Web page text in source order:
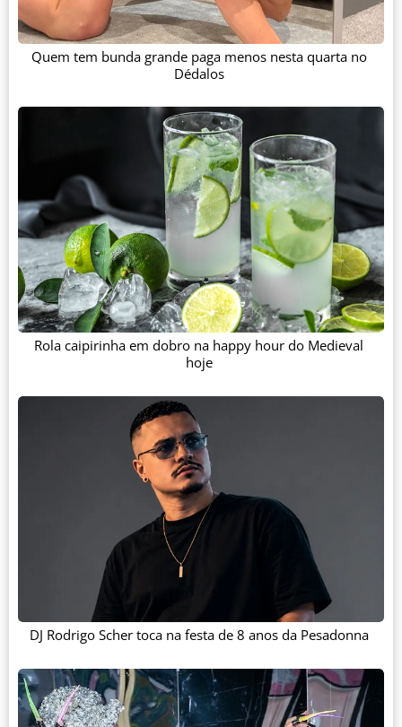
Quem tem bunda grande paga menos nesta quarta no
Dédalos
Rola caipirinha em dobro na happy hour do Medieval
hoje
DJ Rodrigo Scher toca na festa de 8 anos da Pesadonna